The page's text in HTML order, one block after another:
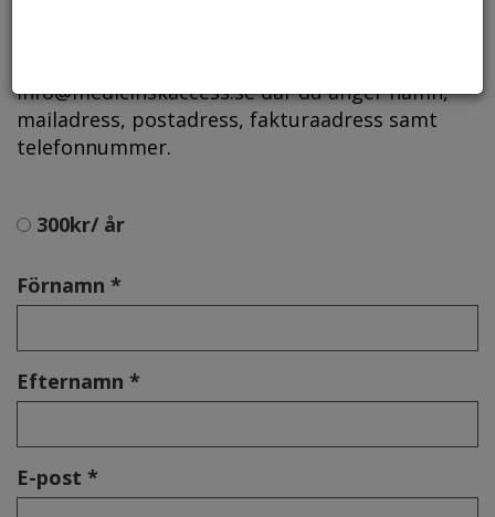
info@medicinskaccess.se där du anger namn,
mailadress, postadress, fakturaadress samt
telefonnummer.
300kr/ år
Förnamn *
Efternamn *
E-post *